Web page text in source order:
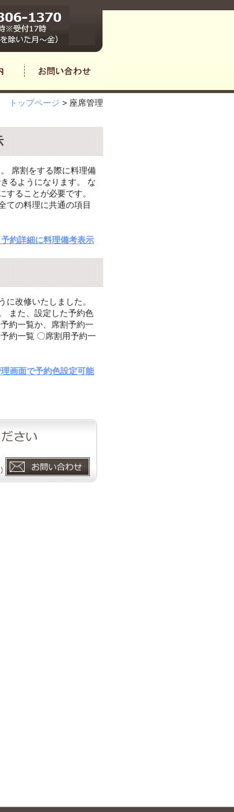
トップページ > 座席管理
席割をする際に料理備
るようになります。 な
ることが必要です。
ての料理に共通の項目
約詳細に料理備考表示
改修いたしました。
また、設定した予約色
約一覧か、席割予約一
約一覧 〇席割用予約一
画面で予約色設定可能